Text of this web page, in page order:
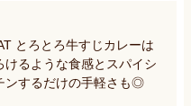
とろとろ牛すじカレーは
るような食感とスパイシ
ンするだけの手軽さも◎